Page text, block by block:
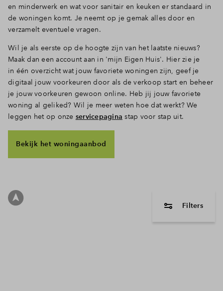
en minderwerk en wat voor sanitair en keuken er standaard in
de woningen komt. Je neemt op je gemak alles door en
verzamelt eventuele vragen.
Wil je als eerste op de hoogte zijn van het laatste nieuws?
Maak dan een account aan in 'mijn Eigen Huis'. Hier zie je
in één overzicht wat jouw favoriete woningen zijn, geef je
digitaal jouw voorkeuren door als de verkoop start en beheer
je jouw voorkeuren gewoon online. Heb jij jouw favoriete
woning al geliked? Wil je meer weten hoe dat werkt? We
leggen het op onze servicepagina stap voor stap uit.
Bekijk het woningaanbod
Filters